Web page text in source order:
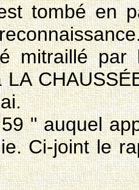
tombé en
mitraillé par
" auquel
Ci-joint le